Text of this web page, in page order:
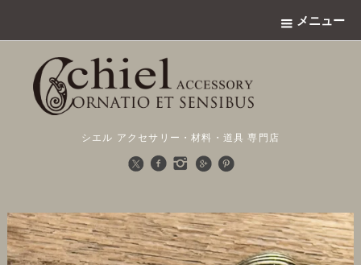
メニュー
シエル アクセサリー・材料・道具 専門店